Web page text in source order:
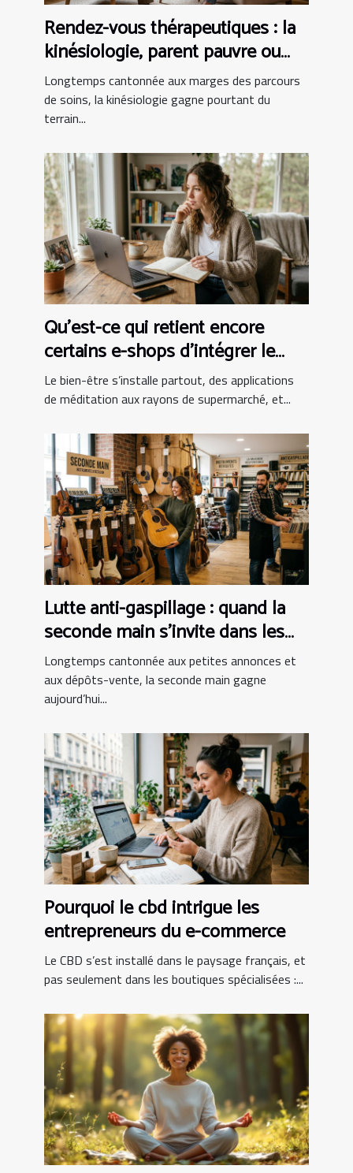
Rendez-vous thérapeutiques : la
kinésiologie, parent pauvre ou
alliée incontournable ?
Longtemps cantonnée aux marges des parcours
de soins, la kinésiologie gagne pourtant du
terrain...
Qu’est-ce qui retient encore
certains e-shops d’intégrer le
bien-être au panier ?
Le bien-être s’installe partout, des applications
de méditation aux rayons de supermarché, et...
Lutte anti-gaspillage : quand la
seconde main s’invite dans les
boutiques d’instruments
Longtemps cantonnée aux petites annonces et
aux dépôts-vente, la seconde main gagne
aujourd’hui...
Pourquoi le cbd intrigue les
entrepreneurs du e-commerce
Le CBD s’est installé dans le paysage français, et
pas seulement dans les boutiques spécialisées :...